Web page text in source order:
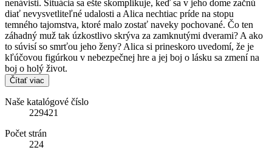
nenávisti. Situácia sa ešte skomplikuje, keď sa v jeho dome začnú
diať nevysvetliteľné udalosti a Alica nechtiac príde na stopu
temného tajomstva, ktoré malo zostať naveky pochované. Čo ten
záhadný muž tak úzkostlivo skrýva za zamknutými dverami? A ako
to súvisí so smrťou jeho ženy? Alica si prineskoro uvedomí, že je
kľúčovou figúrkou v nebezpečnej hre a jej boj o lásku sa zmení na
boj o holý život.
Čítať viac
Naše katalógové číslo
229421
Počet strán
224